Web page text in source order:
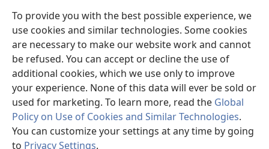
To provide you with the best possible experience, we
use cookies and similar technologies. Some cookies
are necessary to make our website work and cannot
be refused. You can accept or decline the use of
additional cookies, which we use only to improve
your experience. None of this data will ever be sold or
used for marketing. To learn more, read the Global
Policy on Use of Cookies and Similar Technologies.
You can customize your settings at any time by going
to Privacy Settings.
Donazzjonijiet
(opens
new
window)LIBRERIJA ONLAJN tat-Torri tal-Għassa
(opens
new
window)JW Hub ®
(opens
new
window)
Copyright© 2026 Watch Tower Bible and Tract Society of Pennsylvania.